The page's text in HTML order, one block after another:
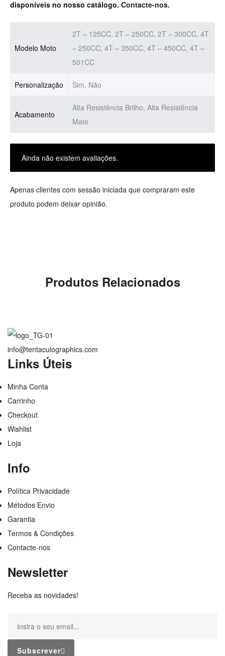
disponíveis no nosso catálogo. Contacte-nos.
Modelo Moto
2T – 125CC, 2T – 250CC, 2T – 300CC, 4T
– 250CC, 4T – 350CC, 4T – 450CC, 4T –
501CC
Personalização Sim, Não
Acabamento
Alta Resistência Brilho, Alta Resistência
Mate
Ainda não existem avaliações.
Apenas clientes com sessão iniciada que compraram este
produto podem deixar opinião.
Produtos Relacionados
info@tentaculographics.com
Links Úteis
Minha Conta
Carrinho
Checkout
Wishlist
Loja
Info
Política Privacidade
Métodos Envio
Garantia
Termos & Condições
Contacte-nos
Newsletter
Receba as novidades!
Subscrever